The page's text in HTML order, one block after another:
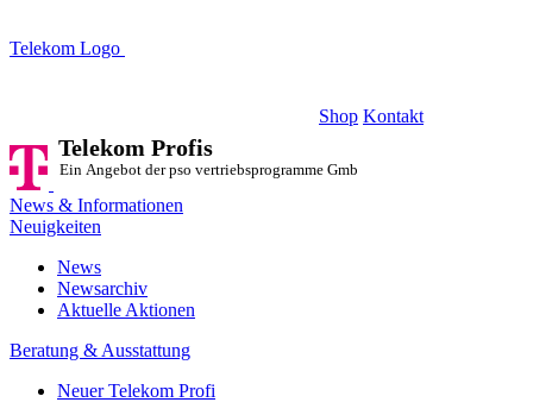
Telekom Logo
Shop Kontakt
Telekom Profis
Ein Angebot der pso vertriebsprogramme GmbH
News & Informationen
Neuigkeiten
News
Newsarchiv
Aktuelle Aktionen
Beratung & Ausstattung
Neuer Telekom Profi